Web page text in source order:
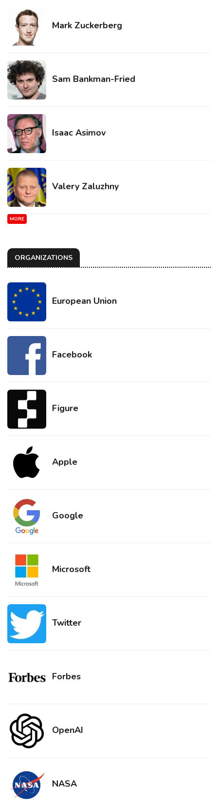
Mark Zuckerberg
Sam Bankman-Fried
Isaac Asimov
Valery Zaluzhny
MORE
ORGANIZATIONS
European Union
Facebook
Figure
Apple
Google
Microsoft
Twitter
Forbes
OpenAI
NASA